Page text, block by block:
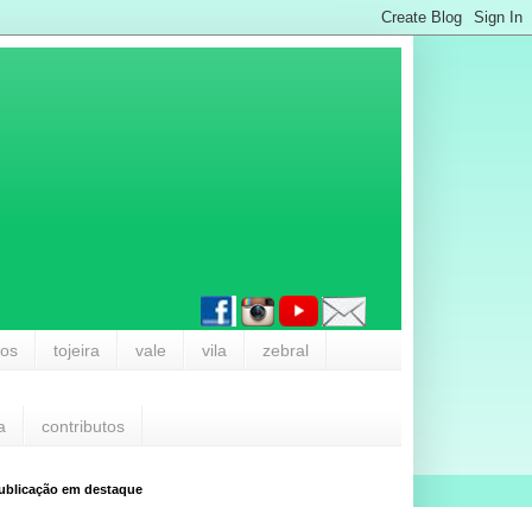
tojeira vale vila zebral
contributos
em destaque